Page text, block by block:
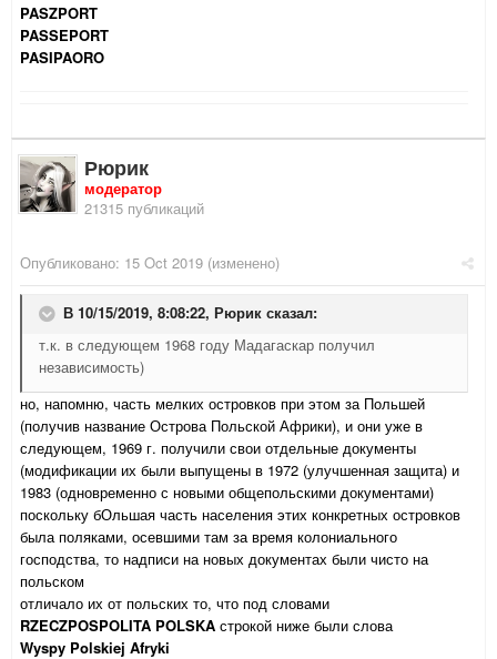
PASZPORT
PASSEPORT
PASIPAORO
Рюрик
модератор
21315 публикаций
Опубликовано: 15 Oct 2019 (изменено)
В 10/15/2019, 8:08:22, Рюрик сказал:
т.к. в следующем 1968 году Мадагаскар получил
независимость)
но, напомню, часть мелких островков при этом за Польшей
(получив название Острова Польской Африки), и они уже в
следующем, 1969 г. получили свои отдельные документы
(модификации их были выпущены в 1972 (улучшенная защита) и
1983 (одновременно с новыми общепольскими документами)
поскольку бОльшая часть населения этих конкретных островков
была поляками, осевшими там за время колониального
господства, то надписи на новых документах были чисто на
польском
отличало их от польских то, что под словами
RZECZPOSPOLITA POLSKA строкой ниже были слова
Wyspy Polskiej Afryki